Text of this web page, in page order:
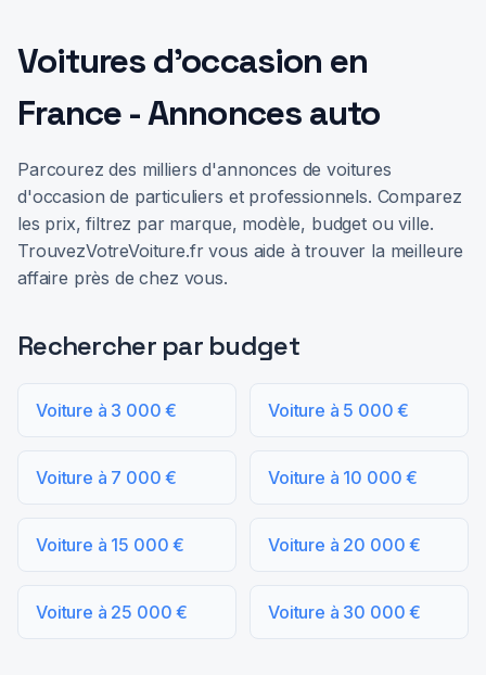
Voitures d'occasion en
France - Annonces auto
Parcourez des milliers d'annonces de voitures
d'occasion de particuliers et professionnels. Comparez
les prix, filtrez par marque, modèle, budget ou ville.
TrouvezVotreVoiture.fr vous aide à trouver la meilleure
affaire près de chez vous.
Rechercher par budget
Voiture à 3 000 € Voiture à 5 000 €
Voiture à 7 000 € Voiture à 10 000 €
Voiture à 15 000 € Voiture à 20 000 €
Voiture à 25 000 € Voiture à 30 000 €